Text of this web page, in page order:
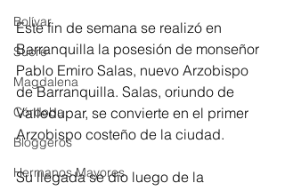
Bolívar
Sucre
Magdalena
Córdoba
Bloggeros
Hermanos Mayores
Este fin de semana se realizó en
Barranquilla la posesión de monseñor
Pablo Emiro Salas, nuevo Arzobispo
de Barranquilla. Salas, oriundo de
Valledupar, se convierte en el primer
Arzobispo costeño de la ciudad.
Su llegada se dio luego de la